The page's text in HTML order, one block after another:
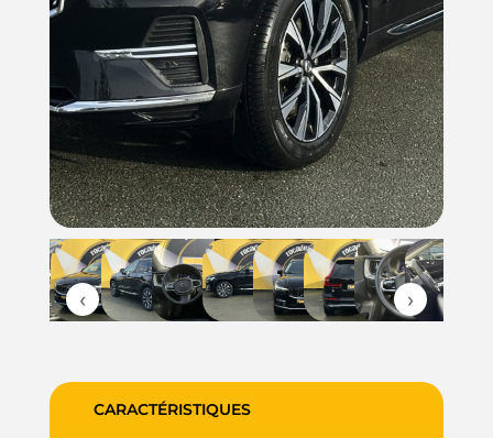
‹ ›
CARACTÉRISTIQUES